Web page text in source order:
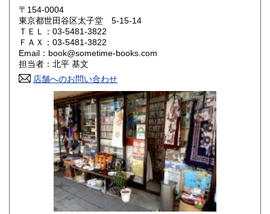
岡山県
山口県 600円
香川県 愛媛県
高知県 600円
600円 長崎県
600円 大分県
600円 鹿児島県
600円
〒154-0004
東京都世田谷区太子堂 5-15-14
ＴＥＬ：03-5481-3822
ＦＡＸ：03-5481-3822
Email：book@sometime-books.com
担当者：北平 基文
店舗へのお問い合わせ